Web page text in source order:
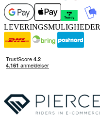
LEVERINGSMULIGHEDER